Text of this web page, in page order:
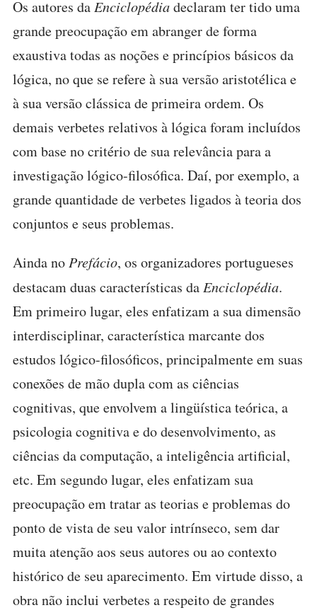
Os autores da Enciclopédiadeclaram ter tido uma
grande preocupação em abranger de forma
exaustiva todas as noções e princípios básicos da
lógica, no que se refere à sua versão aristotélica e
à sua versão clássica de primeira ordem. Os
demais verbetes relativos à lógica foram incluídos
com base no critério de sua relevância para a
investigação lógico-filosófica. Daí, por exemplo, a
grande quantidade de verbetes ligados à teoria dos
conjuntos e seus problemas.
Ainda no Prefácio, os organizadores portugueses
destacam duas características da Enciclopédia.
Em primeiro lugar, eles enfatizam a sua dimensão
interdisciplinar, característica marcante dos
estudos lógico-filosóficos, principalmente em suas
conexões de mão dupla com as ciências
cognitivas, que envolvem a lingüística teórica, a
psicologia cognitiva e do desenvolvimento, as
ciências da computação, a inteligência artificial,
etc. Em segundo lugar, eles enfatizam sua
preocupação em tratar as teorias e problemas do
ponto de vista de seu valor intrínseco, sem dar
muita atenção aos seus autores ou ao contexto
histórico de seu aparecimento. Em virtude disso, a
obra não inclui verbetes a respeito de grandes